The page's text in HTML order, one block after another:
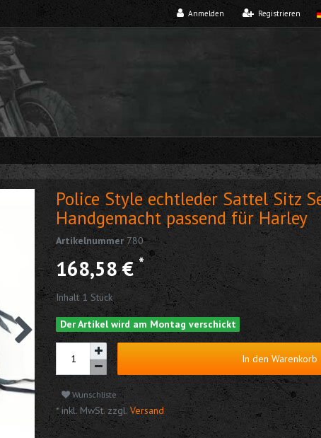
Anmelden Registrieren
Police Style echtleder Sattel Sitz
Handgemacht passend für Harley
Artikelnummer 780
168,58 €*
Inhalt 1 Stück
Der Artikel wird am Montag verschickt
In den Warenkorb
Wunschliste
* inkl. MwSt. zzgl. Versand